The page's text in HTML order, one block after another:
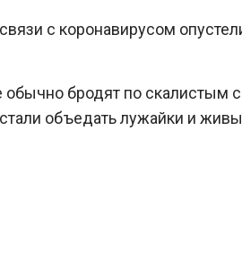
с коронавирусом
бродят по скалистым
объедать лужайки и